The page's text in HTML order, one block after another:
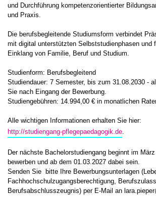
und Durchführung kompetenzorientierter
und Praxis.
Die berufsbegleitende Studiumsform verbindet
mit digital unterstützten Selbststudienphasen und
Einklang von Familie, Beruf und Studium.
Studienform: Berufsbegleitend
Studiendauer: 7 Semester, bis zum 31.08.2030 -
Sie nach Eingang der Bewerbung.
Studiengebühren: 14.994,00 € in monatlichen
Alle wichtigen Informationen erhalten Sie hier:
http://studiengang-pflegepaedagogik.de.
Der nächste Bachelorstudiengang beginnt im
bewerben und ab dem 01.03.2027 dabei sein.
Senden Sie bitte Ihre Bewerbungsunterlagen
Fachhochschulzugangsberechtigung,
Berufsabschlusszeugnis) per E-Mail an